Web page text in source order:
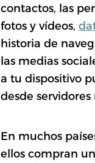
contactos, las
fotos y vídeos,
historia de
las medias
a tu dispositivo
desde servidores
En muchos
ellos compran